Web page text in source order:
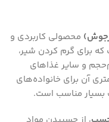
محصولی کاربردی و
برای گرم کردن شیر،
و سایر غذاهای
است. سایز 16 سانتی‌متری آن برای خانواده‌های
مناسب است.